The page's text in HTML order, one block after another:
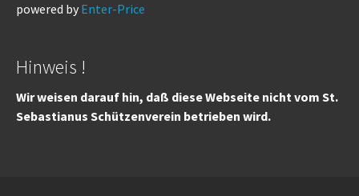
powered by Enter-Price
Hinweis !
Wir weisen darauf hin, daß diese Webseite nicht vom St.
Sebastianus Schützenverein betrieben wird.